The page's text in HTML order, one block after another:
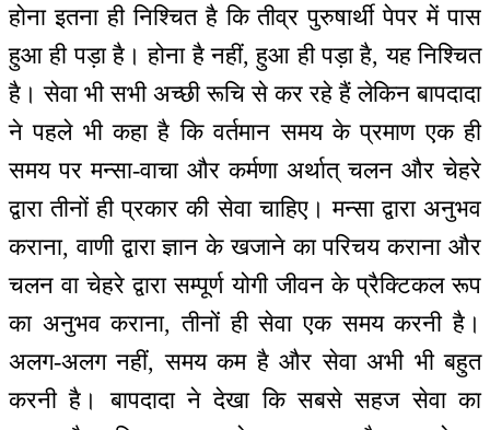
होना इतना ही निश्चित है कि तीव्र पुरुषार्थी पेपर में पास
हुआ ही पड़ा है। होना है नहीं, हुआ ही पड़ा है, यह निश्चित
है। सेवा भी सभी अच्छी रूचि से कर रहे हैं लेकिन बापदादा
ने पहले भी कहा है कि वर्तमान समय के प्रमाण एक ही
समय पर मन्सा-वाचा और कर्मणा अर्थात् चलन और चेहरे
द्वारा तीनों ही प्रकार की सेवा चाहिए। मन्सा द्वारा अनुभव
कराना, वाणी द्वारा ज्ञान के खजाने का परिचय कराना और
चलन वा चेहरे द्वारा सम्पूर्ण योगी जीवन के प्रैक्टिकल रूप
का अनुभव कराना, तीनों ही सेवा एक समय करनी है।
अलग-अलग नहीं, समय कम है और सेवा अभी भी बहुत
करनी है। बापदादा ने देखा कि सबसे सहज सेवा का